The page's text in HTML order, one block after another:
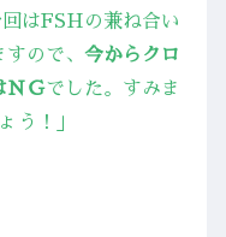
はFSHの兼ね合い
ので、 今からクロ
ＮＧでした。すみま
う！」